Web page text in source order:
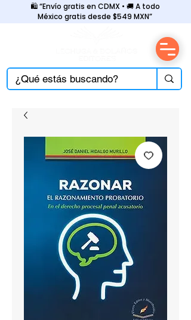
🛍️ “Envío gratis en CDMX • 🚚 A todo
México gratis desde $549 MXN”